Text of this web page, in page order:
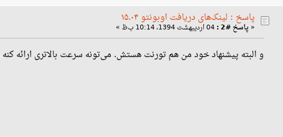
پاسخ : لینک‌های دریافت اوبونتو ۱۵.۰۴
« پاسخ #2 :
و البته پیشنهاد خود من هم تورنت هستش. می‌تونه سرعت بالاتری ارائه